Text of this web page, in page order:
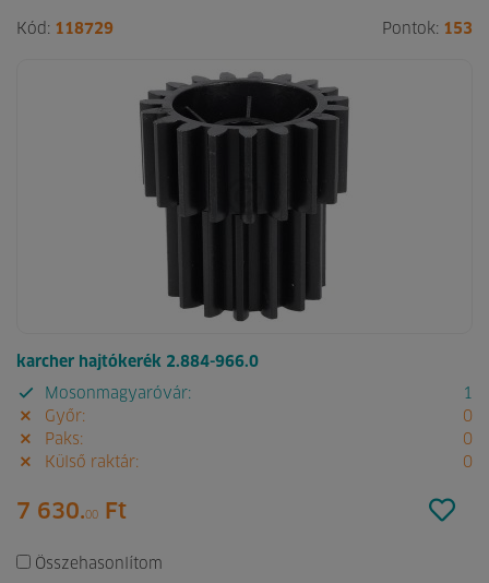
Kód: 118729 Pontok: 153
karcher hajtókerék 2.884-966.0
Mosonmagyaróvár:
1
Győr:
0
Paks:
0
Külső raktár:
0
7 630.00 Ft
Összehasonlítom